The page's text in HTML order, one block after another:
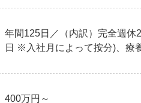
年間125日／（内訳）完全週休
日 ※入社月によって按分)、療
400万円～